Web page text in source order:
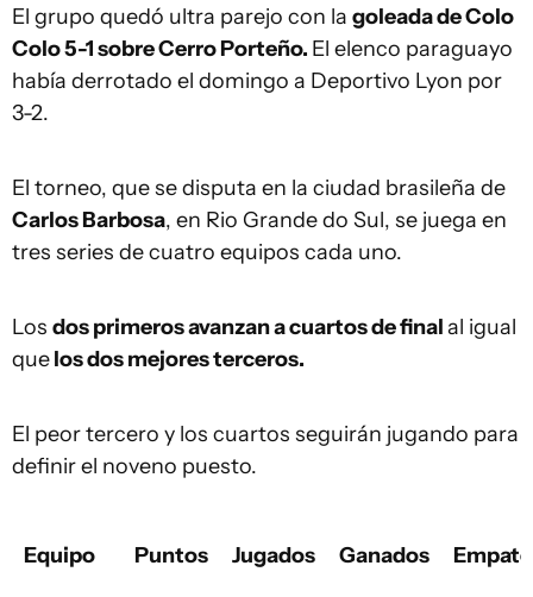
El grupo quedó ultra parejo con la goleada de Colo
Colo 5-1 sobre Cerro Porteño. El elenco paraguayo
había derrotado el domingo a Deportivo Lyon por
3-2.
El torneo, que se disputa en la ciudad brasileña de
Carlos Barbosa, en Rio Grande do Sul, se juega en
tres series de cuatro equipos cada uno.
Los dos primeros avanzan a cuartos de finalal igual
quelos dos mejores terceros.
El peor tercero y los cuartos seguirán jugando para
definir el noveno puesto.
Equipo Puntos Jugados Ganados